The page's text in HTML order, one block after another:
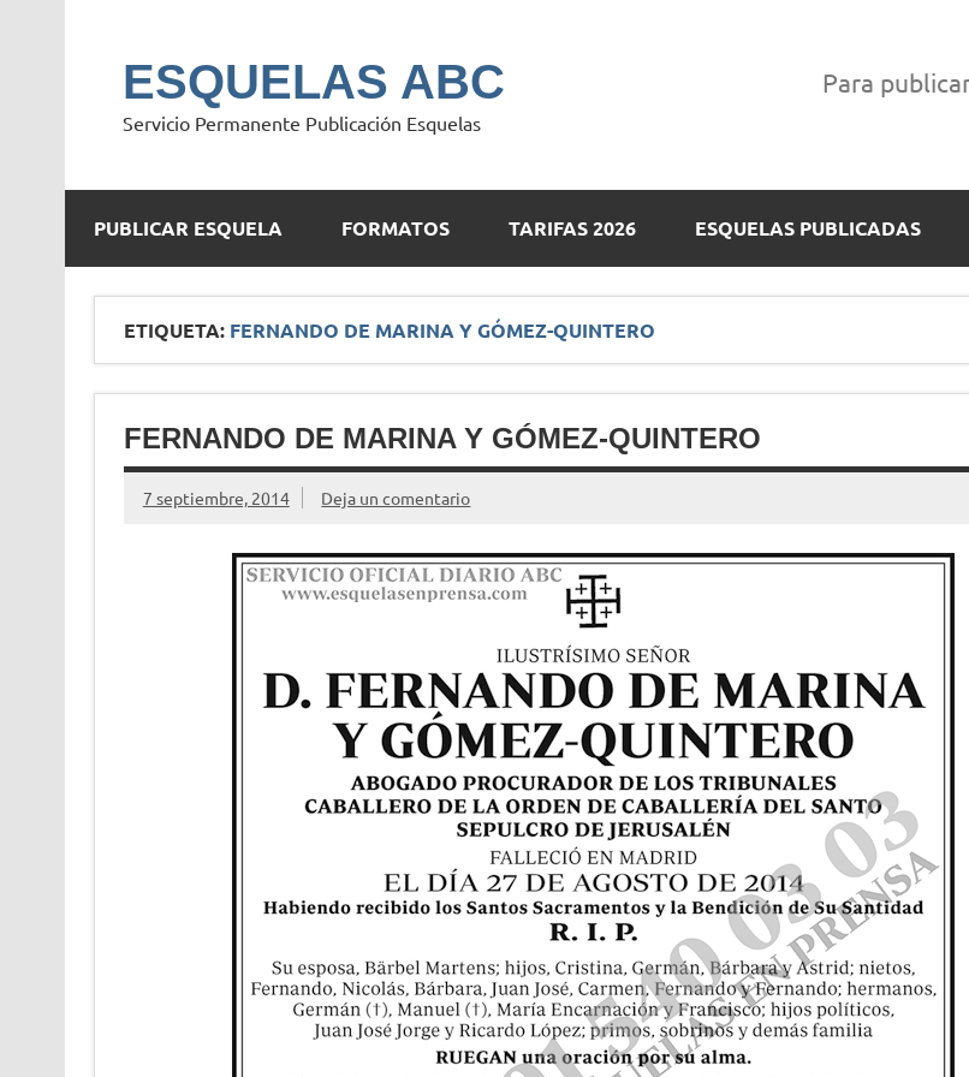
ESQUELAS ABC
Servicio Permanente Publicación Esquelas
Para
PUBLICAR ESQUELA FORMATOS TARIFAS 2026 ESQUELAS PUBLICADAS
ETIQUETA: FERNANDO DE MARINA Y GÓMEZ-QUINTERO
FERNANDO DE MARINA Y GÓMEZ-QUINTERO
7 septiembre, 2014 Deja un comentario